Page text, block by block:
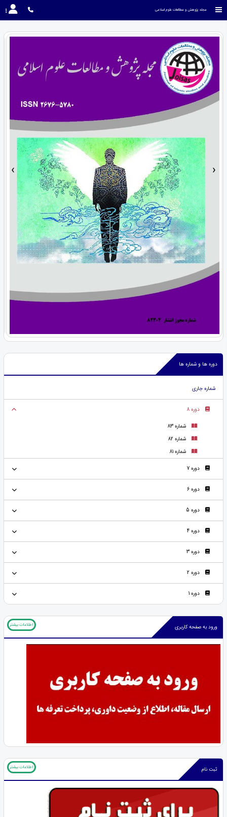
مجله پژوهش و مطالعات علوم اسلامی
› ‹
دوره ها و شماره ها
شماره جاری
دوره 8
شماره 83
شماره 82
شماره 81
دوره 7
دوره 6
دوره 5
دوره 4
دوره 3
دوره 2
دوره 1
ورود به صفحه کاربری اطلاعات بیشتر
ثبت نام اطلاعات بیشتر